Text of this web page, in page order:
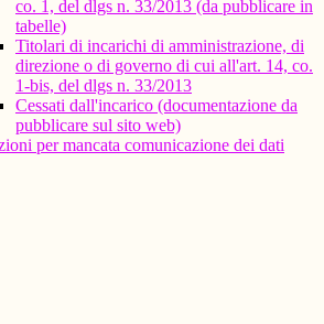
co. 1, del dlgs n. 33/2013 (da pubblicare in
tabelle)
Titolari di incarichi di amministrazione, di
direzione o di governo di cui all'art. 14, co.
1-bis, del dlgs n. 33/2013
Cessati dall'incarico (documentazione da
pubblicare sul sito web)
per mancata comunicazione dei dati